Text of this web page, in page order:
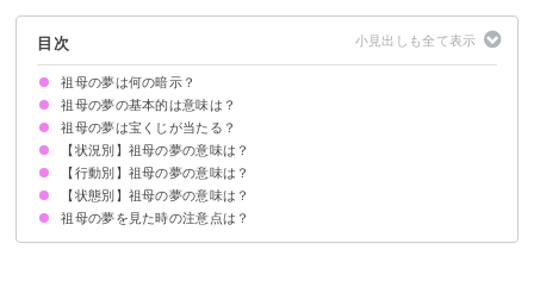
目次
祖母の夢は何の暗示？
祖母の夢の基本的は意味は？
①進むべき指針の暗示
②これから起こるトラブルの暗示
状況によって意味が決まる
祖母の夢は宝くじが当たる？
吉夢の祖母の夢なら当たるかも
祖母の夢を見て宝くじが当たった体験談
【状況別】祖母の夢の意味は？
祖母が亡くなる夢【吉夢】
祖母が泣く夢【警告夢】
祖母が生き返る夢【吉夢・警告夢】
祖母の家の夢【吉夢・警告夢】
祖母が怒る夢【吉夢・警告夢】
祖母からプレゼントをもらう夢【吉夢】
祖母が笑顔の夢【吉夢】
祖母が訪れる夢【吉夢】
祖母が不安そうな夢【警告夢】
祖母の後ろ姿が印象的な夢【吉夢】
祖母が怪我をする夢【警告夢】
祖母に褒められる夢【吉夢】
【行動別】祖母の夢の意味は？
祖母の家を掃除する夢【吉夢】
祖母を助ける夢【吉夢・警告夢】
祖母と話す夢【吉夢】
祖母と一緒に歩く夢【吉夢】
祖母と寝る夢【警告夢・吉夢】
祖母と電車に乗る夢【吉夢・警告夢】
祖母の葬式に参列する夢【吉夢】
祖母と食事をする夢【吉夢】
祖母に抱きしめられる夢【吉夢】
祖母と喧嘩する夢【吉夢・凶夢】
祖母に嫌がらせをされる夢【吉夢・警告夢】
祖母と買い物をする夢【吉夢】
祖母と旅行に行く夢【吉夢】
【状態別】祖母の夢の意味は？
亡くなった祖母の夢【吉夢】
祖母が病気の夢【凶夢】
祖母が倒れる夢【警告夢】
祖母が危篤の夢【吉夢・警告夢】
祖母が認知症になる夢【警告夢】
祖母の夢を見た時の注意点は？
吉夢なら話さず警告夢や凶夢は人に話す